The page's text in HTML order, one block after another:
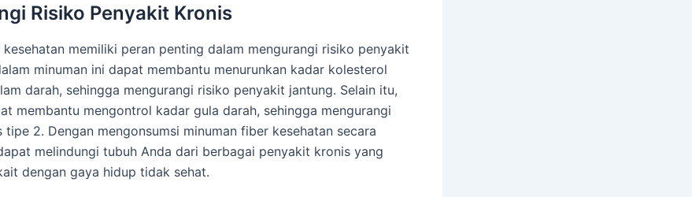
Risiko Penyakit Kronis
kesehatan memiliki peran penting dalam mengurangi risiko penyakit
minuman ini dapat membantu menurunkan kadar kolesterol
darah, sehingga mengurangi risiko penyakit jantung. Selain itu,
membantu mengontrol kadar gula darah, sehingga mengurangi
tipe 2. Dengan mengonsumsi minuman fiber kesehatan secara
melindungi tubuh Anda dari berbagai penyakit kronis yang
dengan gaya hidup tidak sehat.